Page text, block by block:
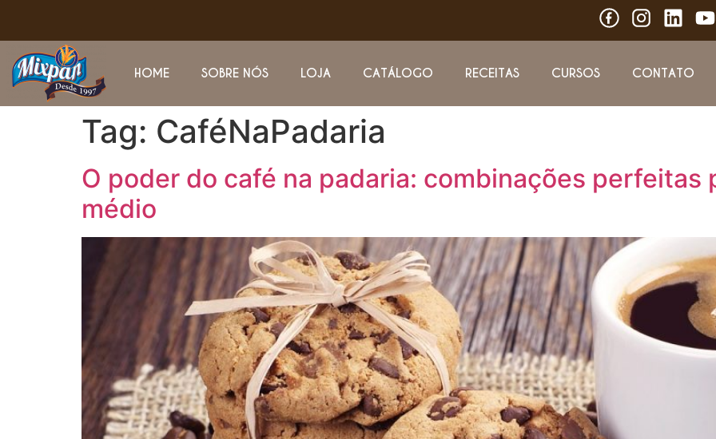
HOME SOBRE NÓS LOJA CATÁLOGO RECEITAS CURSOS CONTATO
Tag: CaféNaPadaria
O poder do café na padaria: combinações perfeitas
médio